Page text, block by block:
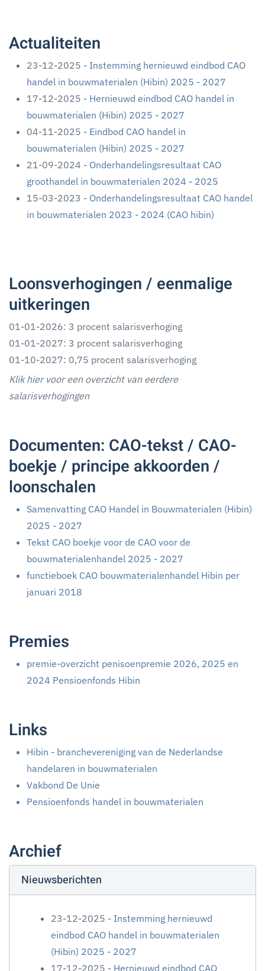
Actualiteiten
23-12-2025 - Instemming hernieuwd eindbod CAO
handel in bouwmaterialen (Hibin) 2025 - 2027
17-12-2025 - Hernieuwd eindbod CAO handel in
bouwmaterialen (Hibin) 2025 - 2027
04-11-2025 - Eindbod CAO handel in
bouwmaterialen (Hibin) 2025 - 2027
21-09-2024 - Onderhandelingsresultaat CAO
groothandel in bouwmaterialen 2024 - 2025
15-03-2023 - Onderhandelingsresultaat CAO handel
in bouwmaterialen 2023 - 2024 (CAO hibin)
Loonsverhogingen / eenmalige
uitkeringen
01-01-2026: 3 procent salarisverhoging
01-01-2027: 3 procent salarisverhoging
01-10-2027: 0,75 procent salarisverhoging
Klikhiervoor een overzicht van eerdere
salarisverhogingen
Documenten: CAO-tekst / CAO-
boekje / principe akkoorden /
loonschalen
Samenvatting CAO Handel in Bouwmaterialen (Hibin)
2025 - 2027
Tekst CAO boekje voor de CAO voor de
bouwmaterialenhandel 2025 - 2027
functieboek CAO bouwmaterialenhandel Hibin per
januari 2018
Premies
premie-overzicht penisoenpremie 2026, 2025 en
2024 Pensioenfonds Hibin
Links
Hibin - branchevereniging van de Nederlandse
handelaren in bouwmaterialen
Vakbond De Unie
Pensioenfonds handel in bouwmaterialen
Archief
Nieuwsberichten
23-12-2025 - Instemming hernieuwd
eindbod CAO handel in bouwmaterialen
(Hibin) 2025 - 2027
17-12-2025 - Hernieuwd eindbod CAO